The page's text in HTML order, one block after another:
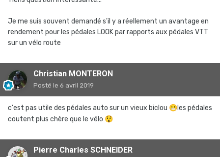
Je me suis souvent demandé s'il y a réellement un avantage en
rendement pour les pédales LOOK par rapports aux pédales VTT
sur un vélo route
Christian MONTERON
Posté le 6 avril 2019
c'est pas utile des pédales auto sur un vieux biclou 😬les pédales
coutent plus chère que le vélo 😲
Pierre Charles SCHNEIDER